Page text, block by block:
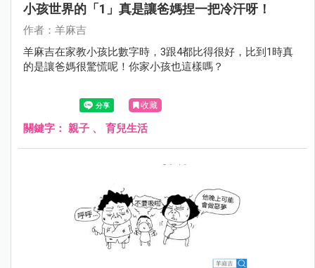
小孩世界的「1」真是讓爸媽捏一把冷汗呀！
作者：羊麻吉
羊麻吉在家教小孩比數字時，3跟4都比得很好，比到1時真
的是讓爸媽很驚慌呢！你家小孩也這樣嗎？
收藏
關鍵字： 親子 、 育兒生活